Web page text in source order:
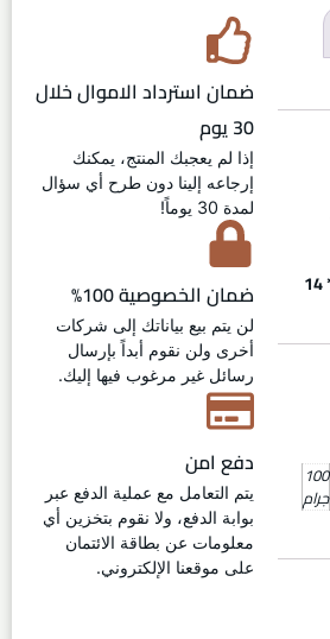
مقاسات 14 * 14
100
جرام
ضمان استرداد الاموال خلال
30 يوم
إذا لم يعجبك المنتج، يمكنك
إرجاعه إلينا دون طرح أي سؤال
لمدة 30 يوماً!
ضمان الخصوصية 100%
لن يتم بيع بياناتك إلى شركات
أخرى ولن نقوم أبداً بإرسال
رسائل غير مرغوب فيها إليك.
دفع امن
يتم التعامل مع عملية الدفع عبر
بوابة الدفع، ولا نقوم بتخزين أي
معلومات عن بطاقة الائتمان
على موقعنا الإلكتروني.